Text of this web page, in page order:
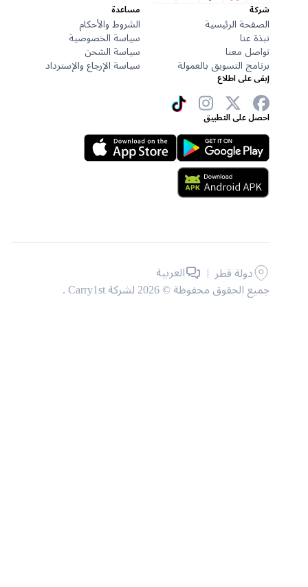
الصفحة الرئيسية
نبذة عنا
تواصل معنا
برنامج التسويق بالعمولة
مساعدة
الشروط والأحكام
سياسة الخصوصية
سياسة الشحن
سياسة الإرجاع والإسترداد
إبقى على اطلاع
احصل على التطبيق
جميع الحقوق محفوظة © 2026 لشركة Carry1st .
دولة قطر | العربية